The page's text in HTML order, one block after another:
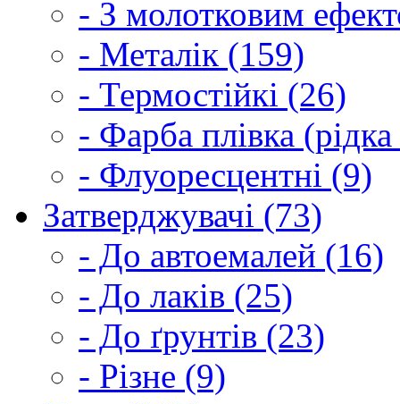
- З молотковим
- Металік (159)
- Термостійкі (26)
- Фарба плівка
- Флуоресцентні (9)
Затверджувачі (73)
- До автоемалей (16)
- До лаків (25)
- До ґрунтів (23)
- Різне (9)